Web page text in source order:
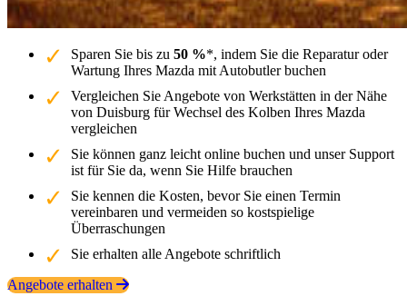
Sparen Sie bis zu 50 %*, indem Sie die Reparatur oder
Wartung Ihres Mazda mit Autobutler buchen
Vergleichen Sie Angebote von Werkstätten in der Nähe
von Duisburg für Wechsel des Kolben Ihres Mazda
vergleichen
Sie können ganz leicht online buchen und unser Support
ist für Sie da, wenn Sie Hilfe brauchen
Sie kennen die Kosten, bevor Sie einen Termin
vereinbaren und vermeiden so kostspielige
Überraschungen
Sie erhalten alle Angebote schriftlich
Angebote erhalten